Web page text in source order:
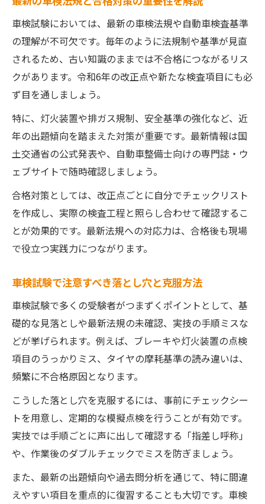
車検試験においては、最新の車検法規や自動車検査基準
の理解が不可欠です。毎年のように法規制や基準が見直
されるため、古い知識のままでは不合格につながるリス
クがあります。令和6年の改正点や新たな検査項目にも必
ず目を通しましょう。
特に、灯火装置や排ガス規制、安全基準の強化など、近
年の出題傾向を踏まえた対策が重要です。最新情報は国
土交通省の公式発表や、自動車整備士向けの専門誌・ウ
ェブサイトで随時確認しましょう。
合格対策としては、改正点ごとに自分でチェックリスト
を作成し、実際の検査工程と照らし合わせて確認するこ
とが効果的です。最新法規への対応力は、合格後も現場
で役立つ実践力につながります。
車検試験で注意すべき落とし穴と克服方法
車検試験で多くの受験者がつまずくポイントとして、基
礎的な見落としや最新法規の未確認、実技の手順ミスな
どが挙げられます。例えば、ブレーキや灯火装置の点検
項目のうっかりミス、タイヤの摩耗基準の読み違いは、
頻繁に不合格原因となります。
こうした落とし穴を克服するには、事前にチェックシー
トを用意し、定期的な模擬点検を行うことが有効です。
実技では手順ごとに声に出して確認する「指差し呼称」
や、作業後のダブルチェックでミスを防ぎましょう。
また、最新の出題傾向や過去問分析を通じて、特に間違
えやすい項目を重点的に復習することも大切です。車検